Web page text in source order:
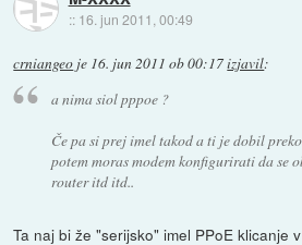
:: 16. jun 2011, 00:49
crniangeo je 16. jun 2011 ob 00:17izjavil:
a nima siol pppoe ?
Če pa si prej imel takod a ti je dobil
potem moras modem konfigurirati da se
router itd itd..
Ta naj bi že "serijsko" imel PPoE klicanje